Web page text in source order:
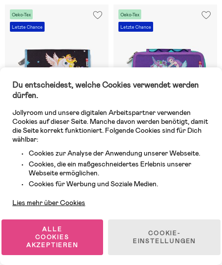
Oeko-Tex
Letzte Chance
4 VERFÜGBAR
Jeva One-Zip Federmäppchen,
Golden Unicorn
45,99 €
Oeko-Tex
Letzte Chance
4 VERFÜGBAR
Rainbow Mermaid
Oeko-Tex
Letzte Chance
Du entscheidest, welche Cookies verwendet werden
dürfen.
Jollyroom und unsere digitalen Arbeitspartner verwenden
Cookies auf dieser Seite. Manche davon werden benötigt, damit
die Seite korrekt funktioniert. Folgende Cookies sind für Dich
wählbar:
Cookies zur Analyse der Anwendung unserer Webseite.
Cookies, die ein maßgeschneidertes Erlebnis unserer
Webseite ermöglichen.
Cookies für Werbung und Soziale Medien.
Lies mehr über Cookies
ALLE
COOKIES
AKZEPTIEREN
COOKIE-
EINSTELLUNGEN